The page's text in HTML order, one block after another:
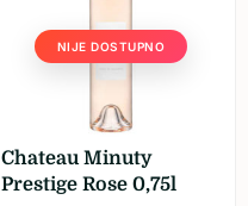
NIJE DOSTUPNO
Chateau Minuty
Prestige Rose 0,75l